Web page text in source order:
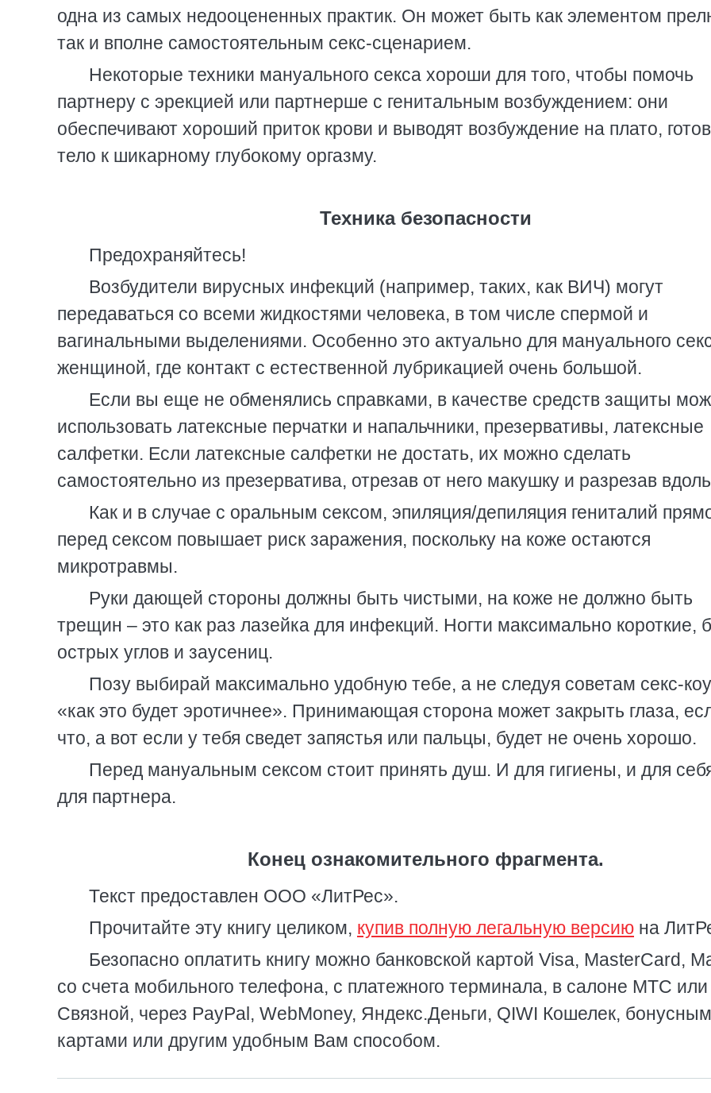
одна из самых недооцененных практик. Он может быть как элементом
так и вполне самостоятельным секс-сценарием.
Некоторые техники мануального секса хороши для того, чтобы помочь
партнеру с эрекцией или партнерше с генитальным возбуждением: они
обеспечивают хороший приток крови и выводят возбуждение на плато,
тело к шикарному глубокому оргазму.
Техника безопасности
Предохраняйтесь!
Возбудители вирусных инфекций (например, таких, как ВИЧ) могут
передаваться со всеми жидкостями человека, в том числе спермой и
вагинальными выделениями. Особенно это актуально для мануального
женщиной, где контакт с естественной лубрикацией очень большой.
Если вы еще не обменялись справками, в качестве средств защиты
использовать латексные перчатки и напальчники, презервативы, латексные
салфетки. Если латексные салфетки не достать, их можно сделать
самостоятельно из презерватива, отрезав от него макушку и разрезав
Как и в случае с оральным сексом, эпиляция/депиляция гениталий
перед сексом повышает риск заражения, поскольку на коже остаются
микротравмы.
Руки дающей стороны должны быть чистыми, на коже не должно быть
трещин – это как раз лазейка для инфекций. Ногти максимально короткие,
острых углов и заусениц.
Позу выбирай максимально удобную тебе, а не следуя советам секс-
«как это будет эротичнее». Принимающая сторона может закрыть глаза,
что, а вот если у тебя сведет запястья или пальцы, будет не очень хорошо.
Перед мануальным сексом стоит принять душ. И для гигиены, и для
для партнера.
Конец ознакомительного фрагмента.
Текст предоставлен ООО «ЛитРес».
Прочитайте эту книгу целиком, купив полную легальную версию на
Безопасно оплатить книгу можно банковской картой Visa, MasterCard,
со счета мобильного телефона, с платежного терминала, в салоне МТС или
Связной, через PayPal, WebMoney, Яндекс.Деньги, QIWI Кошелек,
картами или другим удобным Вам способом.